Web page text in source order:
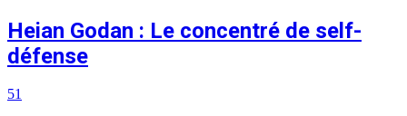
Heian Godan : Le concentré de self-
défense
51